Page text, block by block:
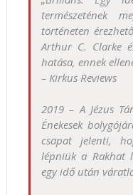
természetének
történeten
Arthur C. Clarke
hatása, ennek
– Kirkus Reviews
2019 – A Jézus
Énekesek
csapat jelenti,
lépniük a Rakhat
egy idő után